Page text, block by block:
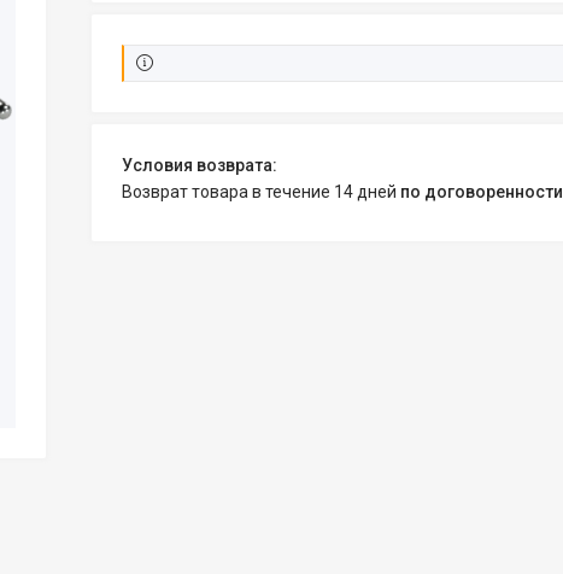
возврат товара в течение 14 дней по договоренности